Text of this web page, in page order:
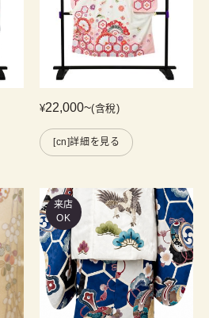
¥22,000~(含稅)
[cn]詳細を見る
来店
OK